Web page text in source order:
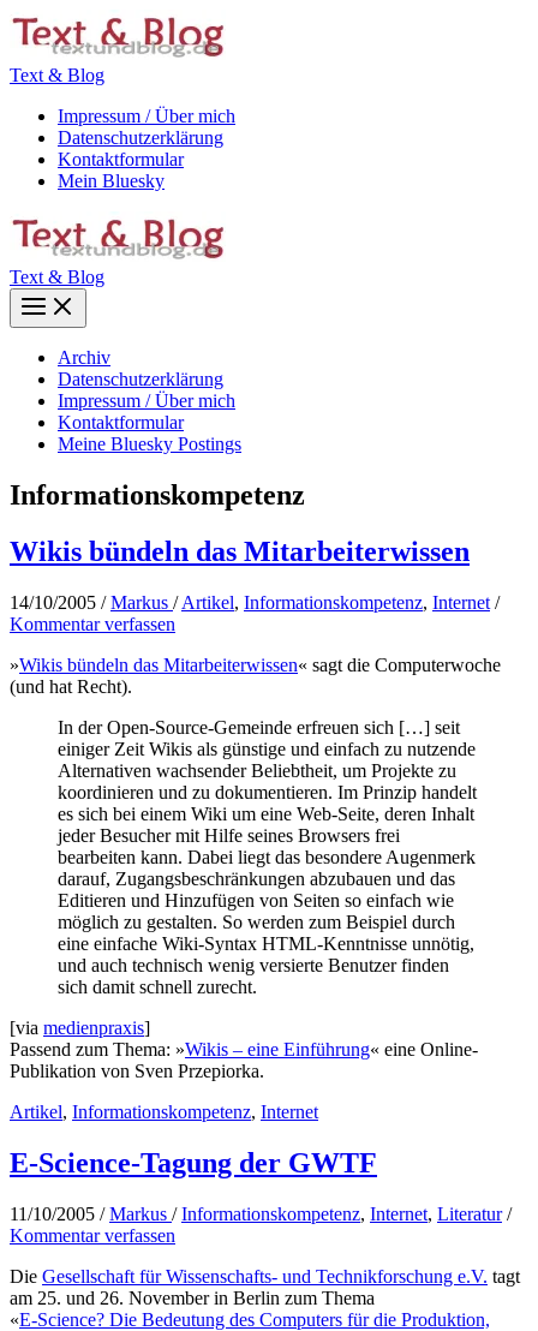
Zum
Inhalt
Text & Blog
Impressum / Über mich
Datenschutzerklärung
Kontaktformular
Mein Bluesky
Text & Blog
Main
Menu
Archiv
Datenschutzerklärung
Impressum / Über mich
Kontaktformular
Meine Bluesky Postings
Informationskompetenz
Wikis bündeln das Mitarbeiterwissen
14/10/2005 /Markus /Artikel, Informationskompetenz, Internet /
Kommentar verfassen
»Wikis bündeln das Mitarbeiterwissen« sagt die Computerwoche
(und hat Recht).
In der Open-Source-Gemeinde erfreuen sich […] seit
einiger Zeit Wikis als günstige und einfach zu nutzende
Alternativen wachsender Beliebtheit, um Projekte zu
koordinieren und zu dokumentieren. Im Prinzip handelt
es sich bei einem Wiki um eine Web-Seite, deren Inhalt
jeder Besucher mit Hilfe seines Browsers frei
bearbeiten kann. Dabei liegt das besondere Augenmerk
darauf, Zugangsbeschränkungen abzubauen und das
Editieren und Hinzufügen von Seiten so einfach wie
möglich zu gestalten. So werden zum Beispiel durch
eine einfache Wiki-Syntax HTML-Kenntnisse unnötig,
und auch technisch wenig versierte Benutzer finden
sich damit schnell zurecht.
[via medienpraxis]
Passend zum Thema: »Wikis – eine Einführung« eine Online-
Publikation von Sven Przepiorka.
Artikel, Informationskompetenz, Internet
E-Science-Tagung der GWTF
11/10/2005 /Markus /Informationskompetenz, Internet, Literatur/
Kommentar verfassen
Die Gesellschaft für Wissenschafts- und Technikforschung e.V. tagt
am 25. und 26. November in Berlin zum Thema
«E-Science? Die Bedeutung des Computers für die Produktion,